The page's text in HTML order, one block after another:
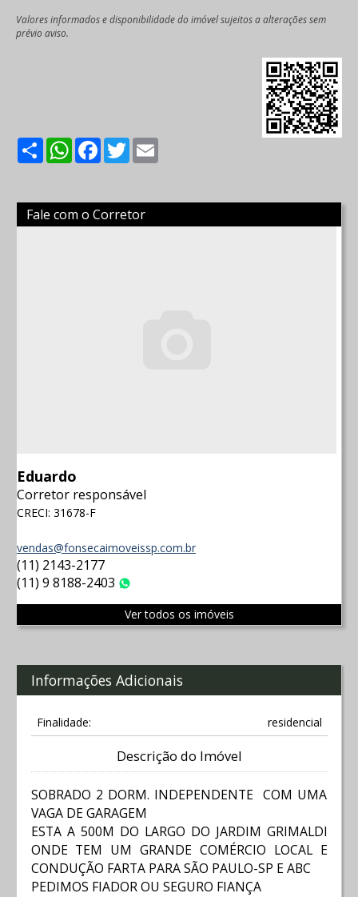
Valores informados e disponibilidade do imóvel sujeitos a alterações sem
prévio aviso.
ShareWhatsApp
Facebook
Twitter
Fale com o Corretor
Eduardo
Corretor responsável
CRECI: 31678-F
vendas@fonsecaimoveissp.com.br
(11) 2143-2177
(11) 9 8188-2403
Ver todos os imóveis
Informações Adicionais
Finalidade: residencial
Descrição do Imóvel
SOBRADO 2 DORM. INDEPENDENTE COM UMA
VAGA DE GARAGEM
ESTA A 500M DO LARGO DO JARDIM GRIMALDI
ONDE TEM UM GRANDE COMÉRCIO LOCAL E
CONDUÇÃO FARTA PARA SÃO PAULO-SP E ABC
PEDIMOS FIADOR OU SEGURO FIANÇA